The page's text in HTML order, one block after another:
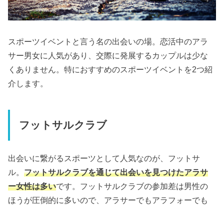
スポーツイベントと言う名の出会いの場。恋活中のアラ
サー男女に人気があり、交際に発展するカップルは少な
くありません。特におすすめのスポーツイベントを2つ紹
介します。
フットサルクラブ
出会いに繋がるスポーツとして人気なのが、フットサ
ル。フットサルクラブを通じて出会いを見つけたアラサ
ー女性は多いです。フットサルクラブの参加差は男性の
ほうが圧倒的に多いので、アラサーでもアラフォーでも